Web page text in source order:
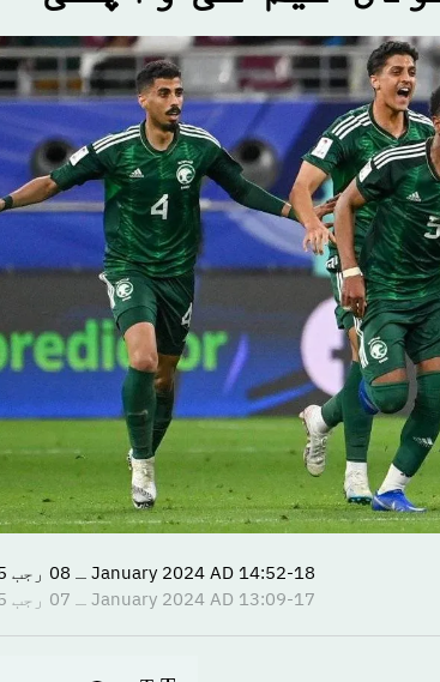
14:52-18 January 2024 AD ـ 08 رجب 1445 AH
13:09-17 January 2024 AD ـ 07 رجب 1445 AH